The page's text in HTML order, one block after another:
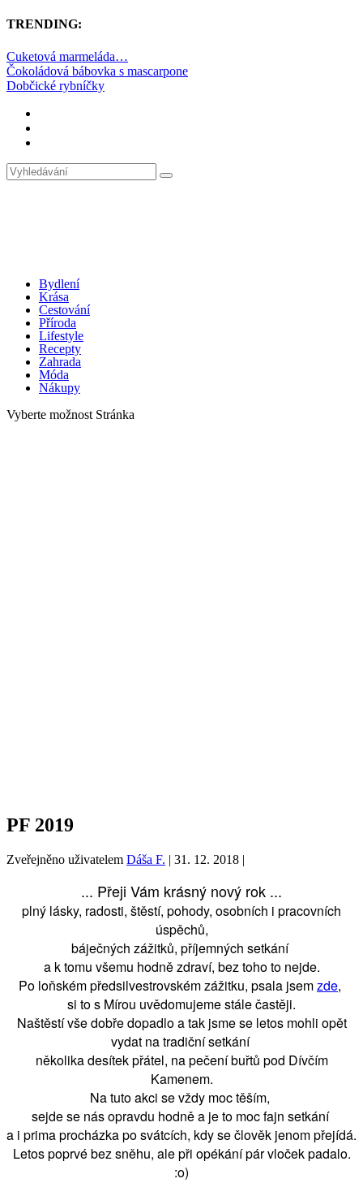
TRENDING:
Cuketová marmeláda…
Čokoládová bábovka s mascarpone
Dobčické rybníčky
Bydlení
Krása
Cestování
Příroda
Lifestyle
Recepty
Zahrada
Móda
Nákupy
Vyberte možnost Stránka
PF 2019
Zveřejněno uživatelem Dáša F. | 31. 12. 2018 |
... Přeji Vám krásný nový rok ...
plný lásky, radosti, štěstí, pohody, osobních i pracovních
úspěchů,
báječných zážitků, příjemných setkání
a k tomu všemu hodně zdraví, bez toho to nejde.
Po loňském předsilvestrovském zážitku, psala jsemzde,
si to s Mírou uvědomujeme stále častěji.
Naštěstí všedobředopadlo a tak jsme se letos mohli opět
vydat na tradiční setkání
několika desítek přátel, na pečení buřtů pod Dívčím
Kamenem.
Na tuto akci se vždy moc těším,
sejde se nás opravdu hodně a je to moc fajn setkání
a i prima procházka po svátcích, kdy se člověk jenom přejídá.
Letos poprvé bez sněhu, ale při opékání pár vloček padalo.
:o)